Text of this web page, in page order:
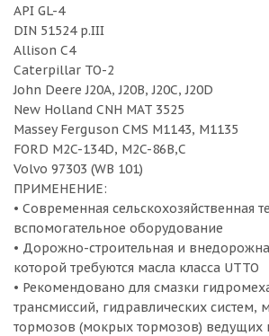
API GL-4
DIN 51524 p.III
Allison C4
Caterpillar TO-2
John Deere J20A, J20B, J20C, J20D
New Holland CNH MAT 3525
Massey Ferguson CMS M1143, M1135
FORD M2C-134D, M2C-86B,C
Volvo 97303 (WB 101)
ПРИМЕНЕНИЕ:
• Современная сельскохозяйственная
вспомогательное оборудование
• Дорожно-строительная и
которой требуются масла класса UTTO
• Рекомендовано для смазки
трансмиссий, гидравлических систем,
тормозов (мокрых тормозов) ведущих